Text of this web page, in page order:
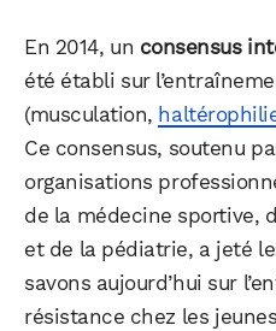
En 2014, un consensus
été établi sur
(musculation,
Ce consensus, soutenu
organisations
de la médecine sportive,
et de la pédiatrie, a jeté
savons aujourd’hui sur
résistance chez les